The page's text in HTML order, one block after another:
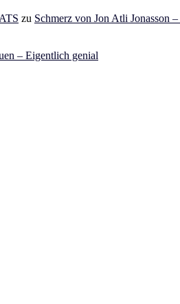
zu Schmerz von Jon Atli Jonasson
– Eigentlich genial